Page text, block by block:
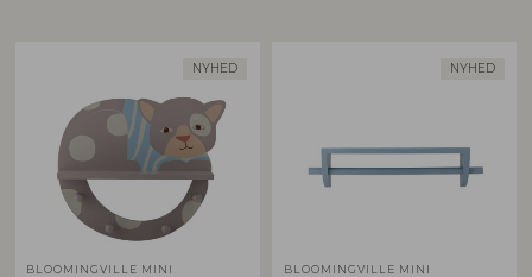
NYHED
BLOOMINGVILLE MINI
NYHED
BLOOMINGVILLE MINI